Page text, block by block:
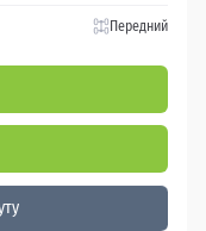
Передний